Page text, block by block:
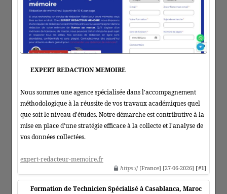
EXPERT REDACTION MEMOIRE
Nous sommes une agence spécialisée dans l'accompagnement
méthodologique à la réussite de vos travaux académiques quel
que soit le niveau d'études. Notre démarche est contributive à la
mise en place d'une stratégie efficace à la collecte et l'analyse de
vos données collectées.
expert-redacteur-memoire.fr
https:// [France] [27-06-2026] [#1]
Formation de Technicien Spécialisé à Casablanca, Maroc